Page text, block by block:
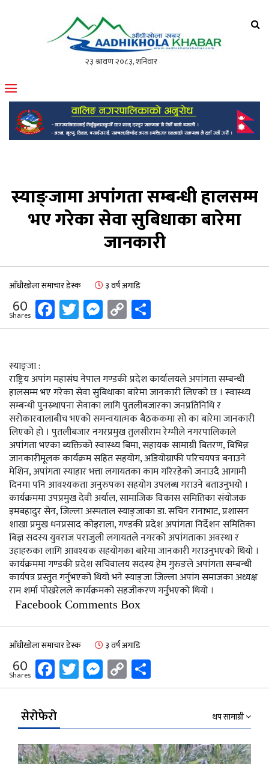
मोफसलकै लोकप्रिय अनलाइन पत्रिका
स्याङ्जामा अपांगता सम्बन्धी हालसम्म
भए गरेका सेवा सुबिधाका बारेमा
जानकारी
आँधीखोला समाचार डेस्क ३ वर्ष अगाडि
60
Shares Facebook
Twitter
Messenger
Copy
Link
स्याङ्जा :
राष्ट्रिय अपांग महासंघ नेपाल गण्डकी प्रदेश कार्यालयले अपांगता सम्बन्धी
हालसम्म भए गरेका सेवा सुबिधाका बारेमा जानकारी लिएको छ । स्वास्थ्य
सम्बन्धी पुनस्र्थापना सेवाका लागि पुतलीबजारका जनप्रतिनिधि र
सरोकारवालाबीच भएको समन्वयात्मक बैठककमा सो का बारेमा जानकारी
लिएको हो । पुतलीबजार नगरप्रमुख तुलसीराम रेग्मीले नगरपालिकाले
अपांगता भएका ब्यक्तिको स्वास्थ्य बिमा, सहायक सामाग्री बितरण, बिभिन्न
जानकारीमूलक कार्यक्रम सहित सहयोग, अडियोग्राफी परिचयपत्र बनाउने
मेशिन, अपांगता स्याहार भत्ता लगायतका काम गरिरहेको जनाउदै आगामी
दिनमा पनि आवश्यकता अनुरुपका सहयोग उपलब्ध गराउने बताउनुभयो ।
कार्यक्रममा उपप्रमुख देवी अर्याल, सामाजिक विकास समितिका संयोजक
इमबहादुर सेन, जिल्ला अस्पताल स्याङ्जाका डा. सचिन रानाभाट, प्रशासन
शाखा प्रमुख धनप्रसाद कोइराला, गण्डकी प्रदेश अपांगता निर्देशन समितिका
बिज्ञ सदस्य युवराज पराजुली लगायतले नगरको अपांगताका अवस्था र
उहाहरुका लागि आवश्यक सहयोगका बारेमा जानकारी गराउनुभएको थियो ।
कार्यक्रममा गण्डकी प्रदेश सचिवालय सदस्य हेम गुरुङले अपांगता सम्बन्धी
कार्यपत्र प्रस्तुत गर्नुभएको थियो भने स्याङ्जा जिल्ला अपांग समाजका अध्यक्ष
राम शर्मा पोखरेलले कार्यक्रमको सहजीकरण गर्नुभएको थियो ।
Facebook Comments Box
आँधीखोला समाचार डेस्क ३ वर्ष अगाडि
60
Shares Facebook
Twitter
Messenger
Copy
Link
सेरोफेरो थप सामाग्री